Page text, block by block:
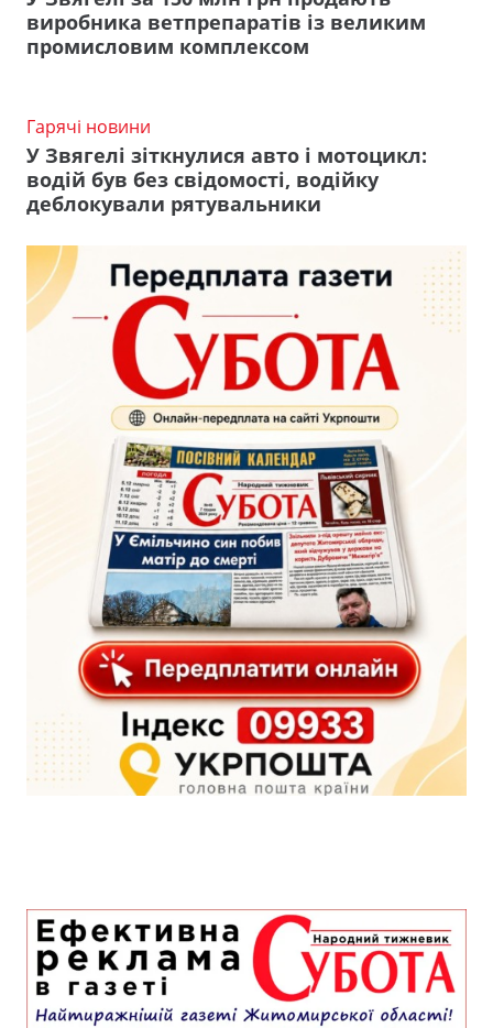
виробника ветпрепаратів із великим
промисловим комплексом
Гарячі новини
У Звягелі зіткнулися авто і мотоцикл:
водій був без свідомості, водійку
деблокували рятувальники